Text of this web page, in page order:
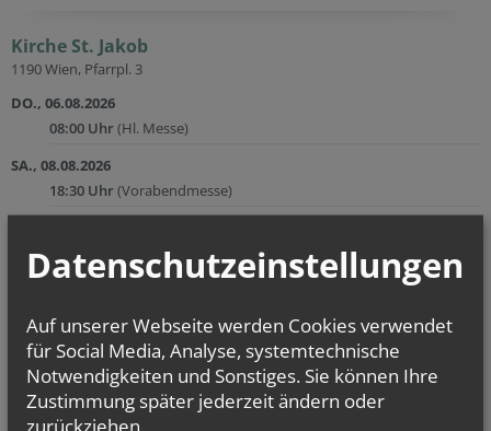
Kirche St. Jakob
1190 Wien, Pfarrpl. 3
DO., 06.08.2026
08:00 Uhr(Hl. Messe)
SA., 08.08.2026
18:30 Uhr(Vorabendmesse)
08:00 Uhr
(Hl. Messe)
17:00 Uhr
(Anbetung)
DO., 13.08.2026
08:00 Uhr(Hl. Messe)
SA., 15.08.2026
Datenschutzeinstellungen
Auf unserer Webseite werden Cookies verwendet
für Social Media, Analyse, systemtechnische
Notwendigkeiten und Sonstiges. Sie können Ihre
Zustimmung später jederzeit ändern oder
zurückziehen.